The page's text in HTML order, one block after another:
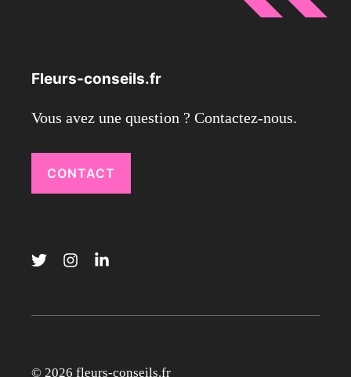
Fleurs-conseils.fr
Vous avez une question ? Contactez-nous.
CONTACT
© 2026 fleurs-conseils.fr